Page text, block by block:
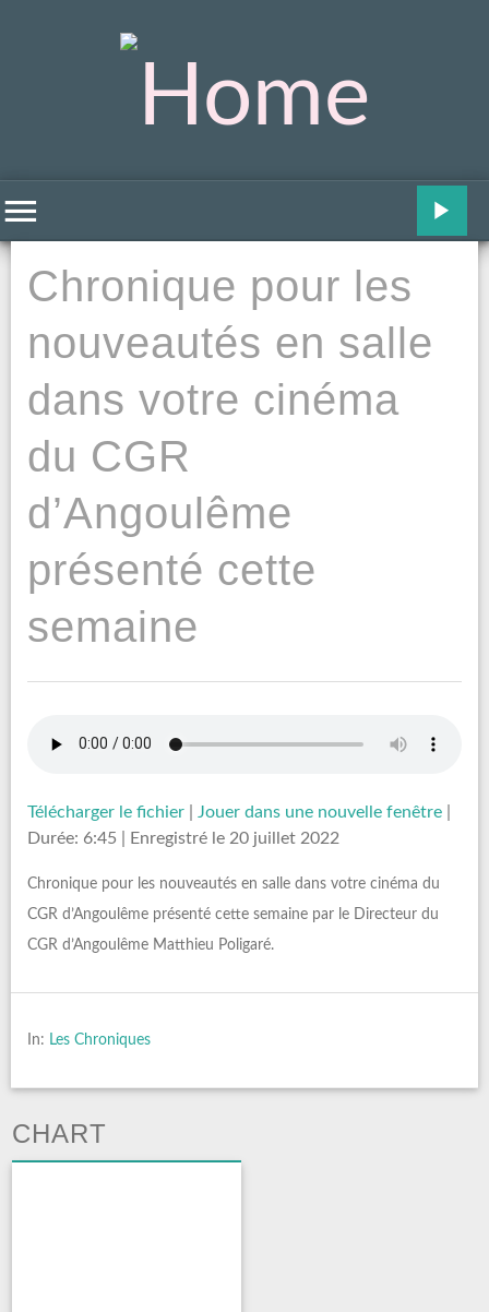
Chronique pour les
nouveautés en salle
dans votre cinéma
du CGR
d’Angoulême
présenté cette
semaine
Télécharger le fichier Jouer dans une nouvelle fenêtre
Durée: 6:45
Enregistré le 20 juillet 2022
Chronique pour les nouveautés en salle dans votre cinéma du
CGR d’Angoulême présenté cette semaine par le Directeur du
CGR d’Angoulême Matthieu Poligaré.
In: Les Chroniques
CHART